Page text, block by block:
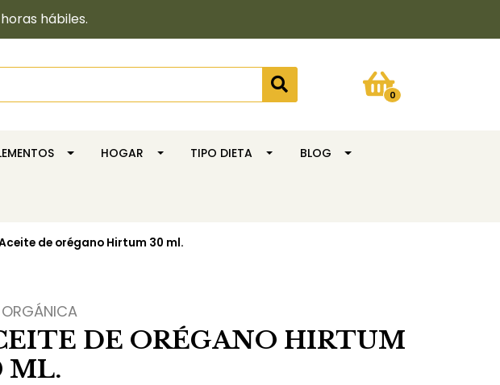
hábiles.
0
HOGAR TIPO DIETA BLOG
de orégano Hirtum 30 ml.
DE ORÉGANO HIRTUM
ML.